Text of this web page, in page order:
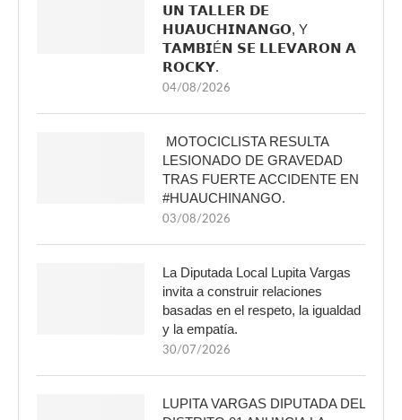
𝗨𝗡 𝗧𝗔𝗟𝗟𝗘𝗥 𝗗𝗘
𝗛𝗨𝗔𝗨𝗖𝗛𝗜𝗡𝗔𝗡𝗚𝗢, Y
𝗧𝗔𝗠𝗕𝗜É𝗡 𝗦𝗘 𝗟𝗟𝗘𝗩𝗔𝗥𝗢𝗡 𝗔
𝗥𝗢𝗖𝗞𝗬.
04/08/2026
MOTOCICLISTA RESULTA
LESIONADO DE GRAVEDAD
TRAS FUERTE ACCIDENTE EN
#HUAUCHINANGO.
03/08/2026
La Diputada Local Lupita Vargas
invita a construir relaciones
basadas en el respeto, la igualdad
y la empatía.
30/07/2026
LUPITA VARGAS DIPUTADA DEL